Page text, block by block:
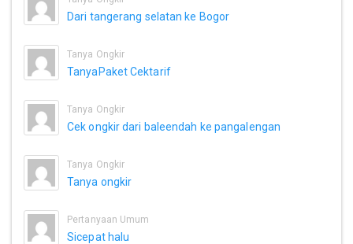
Dari tangerang selatan ke Bogor
Tanya Ongkir
TanyaPaket Cektarif
Tanya Ongkir
Cek ongkir dari baleendah ke pangalengan
Tanya Ongkir
Tanya ongkir
Pertanyaan Umum
Sicepat halu